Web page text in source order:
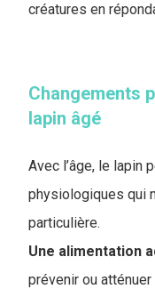
créatures en
Changements
lapin âgé
Avec l’âge, le lapin
physiologiques qui
particulière.
Une alimentation
prévenir ou